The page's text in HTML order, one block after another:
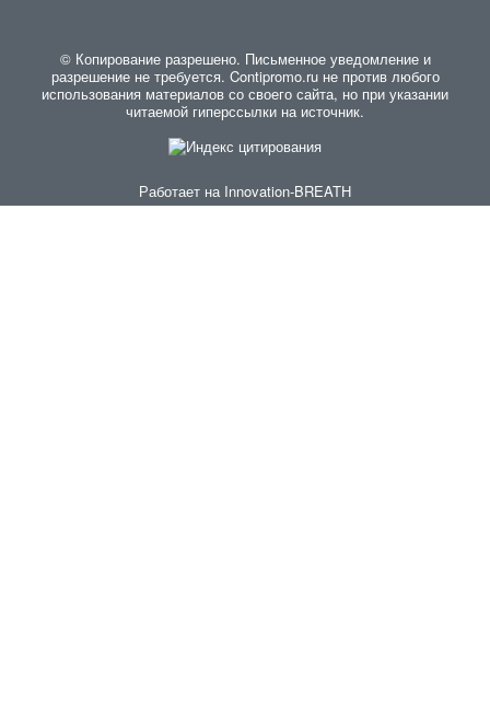
© Копирование разрешено. Письменное уведомление и
разрешение не требуется. Contipromo.ru не против любого
использования материалов со своего сайта, но при указании
читаемой гиперссылки на источник.
Работает на Innovation-BREATH